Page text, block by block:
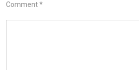
Comment*